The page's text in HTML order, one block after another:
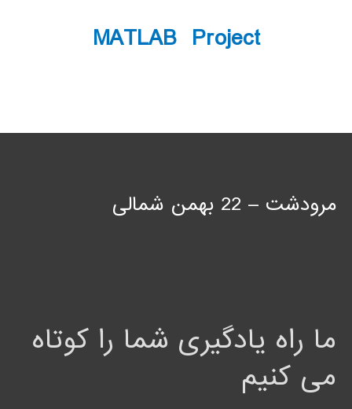
MATLAB Project
مرودشت – 22 بهمن شمالی
ما راه یادگیری شما را کوتاه
می کنیم